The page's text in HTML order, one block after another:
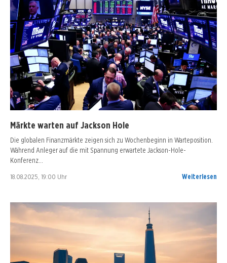
Märkte warten auf Jackson Hole
Die globalen Finanzmärkte zeigen sich zu Wochenbeginn in Warteposition.
Während Anleger auf die mit Spannung erwartete Jackson-Hole-
Konferenz…
18.08.2025, 19:00 Uhr Weiterlesen